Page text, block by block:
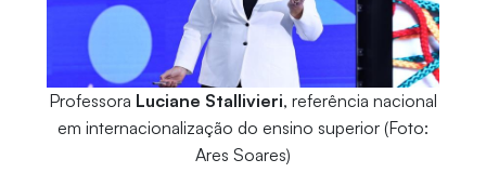
Professora Luciane Stallivieri, referência nacional
em internacionalização do ensino superior (Foto:
Ares Soares)